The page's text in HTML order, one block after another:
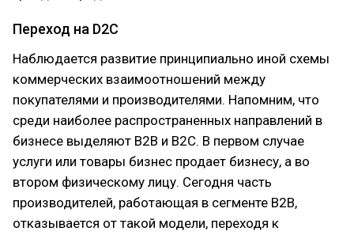
Переход на D2C
Наблюдается развитие принципиально иной схемы
коммерческих взаимоотношений между
покупателями и производителями. Напомним, что
среди наиболее распространенных направлений в
бизнесе выделяют В2B и B2C. В первом случае
услуги или товары бизнес продает бизнесу, а во
втором физическому лицу. Сегодня часть
производителей, работающая в сегменте B2B,
отказывается от такой модели, переходя к